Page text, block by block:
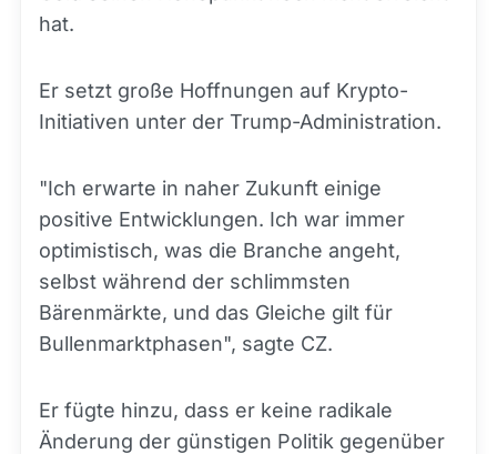
hat.
Er setzt große Hoffnungen auf Krypto-
Initiativen unter der Trump-Administration.
"Ich erwarte in naher Zukunft einige
positive Entwicklungen. Ich war immer
optimistisch, was die Branche angeht,
selbst während der schlimmsten
Bärenmärkte, und das Gleiche gilt für
Bullenmarktphasen", sagte CZ.
Er fügte hinzu, dass er keine radikale
Änderung der günstigen Politik gegenüber